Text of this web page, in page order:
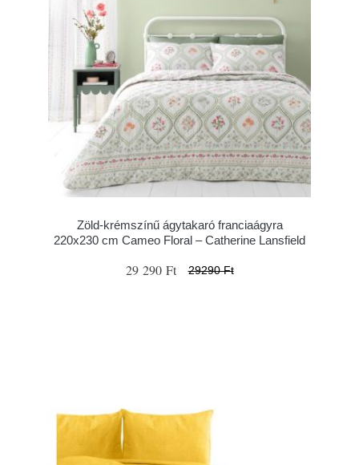
Zöld-krémszínű ágytakaró franciaágyra
220x230 cm Cameo Floral – Catherine Lansfield
29 290 Ft 29290 Ft